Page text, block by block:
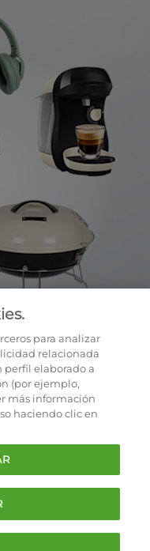
la oferta
para analizar
relacionada
perfil elaborado a
(por ejemplo,
más información
haciendo clic en